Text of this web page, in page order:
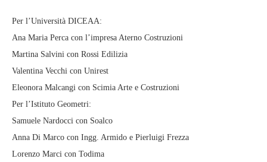
Per l’Università DICEAA:
Ana Maria Perca con l’impresa Aterno Costruzioni
Martina Salvini con Rossi Edilizia
Valentina Vecchi con Unirest
Eleonora Malcangi con Scimia Arte e Costruzioni
Per l’Istituto Geometri:
Samuele Nardocci con Soalco
Anna Di Marco con Ingg. Armido e Pierluigi Frezza
Lorenzo Marci con Todima